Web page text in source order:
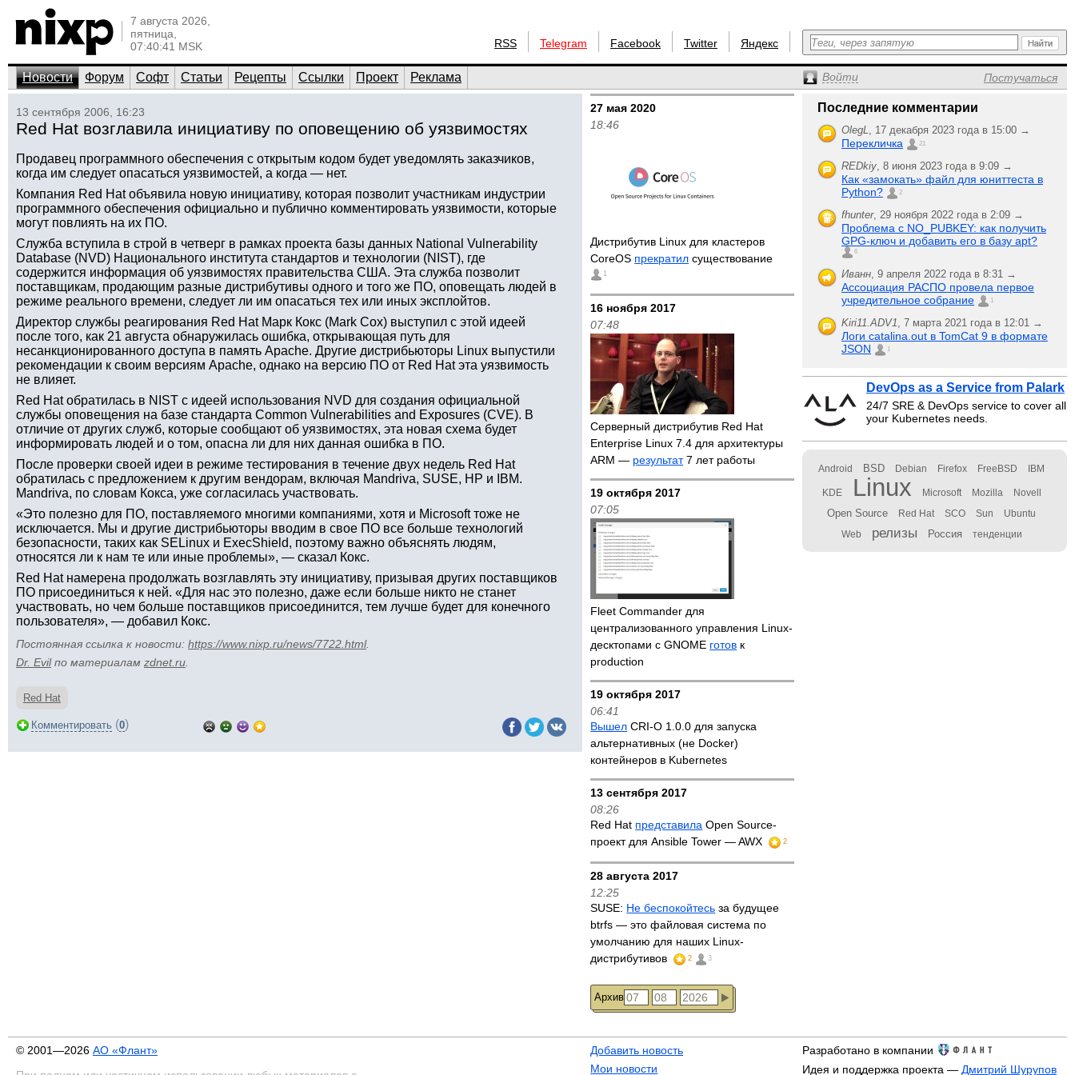
7 августа 2026,
пятница,
07:40:41 MSK
RSS Telegram Facebook Twitter Яндекс
Новости Форум Софт Статьи Рецепты Ссылки Проект Реклама Войти Постучаться
13 сентября 2006, 16:23
Red Hat возглавила инициативу по оповещению об уязвимостях
Продавец программного обеспечения с открытым кодом будет уведомлять заказчиков,
когда им следует опасаться уязвимостей, а когда — нет.
Компания Red Hat объявила новую инициативу, которая позволит участникам индустрии
программного обеспечения официально и публично комментировать уязвимости, которые
могут повлиять на их ПО.
Служба вступила в строй в четверг в рамках проекта базы данных National Vulnerability
Database (NVD) Национального института стандартов и технологии (NIST), где
содержится информация об уязвимостях правительства США. Эта служба позволит
поставщикам, продающим разные дистрибутивы одного и того же ПО, оповещать людей в
режиме реального времени, следует ли им опасаться тех или иных эксплойтов.
Директор службы реагирования Red Hat Марк Кокс (Mark Cox) выступил с этой идеей
после того, как 21 августа обнаружилась ошибка, открывающая путь для
несанкционированного доступа в память Apache. Другие дистрибьюторы Linux выпустили
рекомендации к своим версиям Apache, однако на версию ПО от Red Hat эта уязвимость
не влияет.
Red Hat обратилась в NIST с идеей использования NVD для создания официальной
службы оповещения на базе стандарта Common Vulnerabilities and Exposures (CVE). В
отличие от других служб, которые сообщают об уязвимостях, эта новая схема будет
информировать людей и о том, опасна ли для них данная ошибка в ПО.
После проверки своей идеи в режиме тестирования в течение двух недель Red Hat
обратилась с предложением к другим вендорам, включая Mandriva, SUSE, HP и IBM.
Mandriva, по словам Кокса, уже согласилась участвовать.
«Это полезно для ПО, поставляемого многими компаниями, хотя и Microsoft тоже не
исключается. Мы и другие дистрибьюторы вводим в свое ПО все больше технологий
безопасности, таких как SELinux и ExecShield, поэтому важно объяснять людям,
относятся ли к нам те или иные проблемы», — сказал Кокс.
Red Hat намерена продолжать возглавлять эту инициативу, призывая других поставщиков
ПО присоединиться к ней. «Для нас это полезно, даже если больше никто не станет
участвовать, но чем больше поставщиков присоединится, тем лучше будет для конечного
пользователя», — добавил Кокс.
Постоянная ссылка к новости: https://www.nixp.ru/news/7722.html.
Dr. Evilпо материалам zdnet.ru
Red Hat
Комментировать (0)
27 мая 2020
18:46
Дистрибутив Linux для кластеров
CoreOS прекратил существование
1
16 ноября 2017
07:48
Серверный дистрибутив Red Hat
Enterprise Linux 7.4 для архитектуры
ARM — результат7 лет работы
19 октября 2017
07:05
Fleet Commander для
централизованного управления Linux-
десктопами с GNOME готов к
production
19 октября 2017
06:41
Вышел CRI-O 1.0.0 для запуска
альтернативных (не Docker)
контейнеров в Kubernetes
13 сентября 2017
08:26
Red Hat представила Open Source-
проект для Ansible Tower — AWX
2
28 августа 2017
12:25
SUSE: Не беспокойтесь за будущее
btrfs — это файловая система по
умолчанию для наших Linux-
дистрибутивов
2 3
Архив
Последние комментарии
OlegL, 17 декабря 2023 года в 15:00 →
Перекличка 21
REDkiy, 8 июня 2023 года в 9:09 →
Как «замокать» файл для юниттеста в
Python?
2
fhunter, 29 ноября 2022 года в 2:09 →
Проблема с NO_PUBKEY: как получить
GPG-ключ и добавить его в базу apt?
6
Иванн, 9 апреля 2022 года в 8:31 →
Ассоциация РАСПО провела первое
учредительное собрание
1
Kiri11.ADV1, 7 марта 2021 года в 12:01 →
Логи catalina.out в TomCat 9 в формате
JSON
1
DevOps as a Service from Palark
24/7 SRE & DevOps service to cover all
your Kubernetes needs.
Android BSD Debian Firefox FreeBSD IBM
KDE Linux Microsoft Mozilla Novell
Open Source Red Hat SCO Sun Ubuntu
Web релизы Россия тенденции
© 2001—2026 АО «Флант»
Добавить новость
Мои новости
Разработано в компании
Идея и поддержка проекта — Дмитрий Шурупов